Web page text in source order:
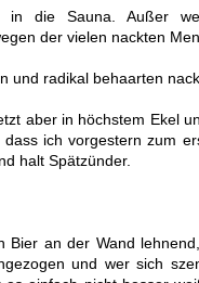
die Sauna. Außer
der vielen nackten
und radikal behaarten
aber in höchstem Ekel
ich vorgestern zum
halt Spätzünder.
Bier an der Wand
und wer sich